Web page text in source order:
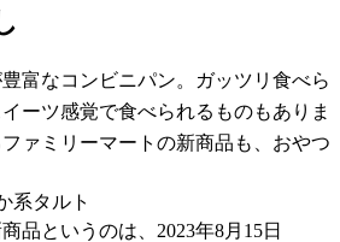
富なコンビニパン。ガッツリ食べら
ーツ感覚で食べられるものもありま
ァミリーマートの新商品も、おやつ
系タルト
品というのは、2023年8月15日